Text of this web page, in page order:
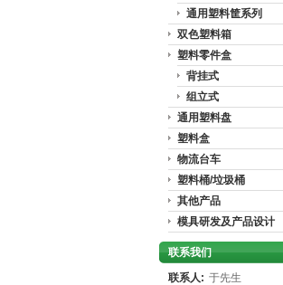
通用塑料筐系列
双色塑料箱
塑料零件盒
背挂式
组立式
通用塑料盘
塑料盒
物流台车
塑料桶/垃圾桶
其他产品
模具研发及产品设计
联系我们
联系人: 于先生